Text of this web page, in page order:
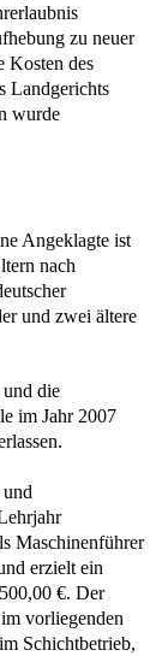
zu neuer
Kosten des
Landgerichts
wurde
Angeklagte ist
nach
und zwei ältere
die
im Jahr 2007
Maschinenführer
erzielt ein
€. Der
vorliegenden
Schichtbetrieb,